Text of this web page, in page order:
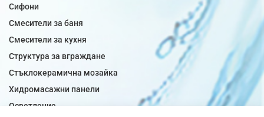
Сифони
Смесители за баня
Смесители за кухня
Структура за вграждане
Стъклокерамична мозайка
Хидромасажни панели
Осветление